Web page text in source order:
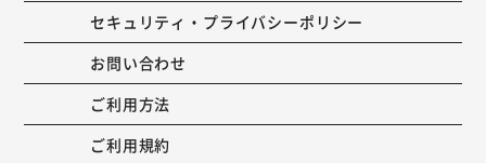
セキュリティ・プライバシーポリシー
お問い合わせ
ご利用方法
ご利用規約